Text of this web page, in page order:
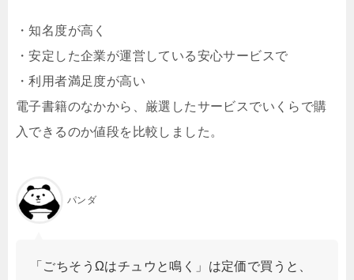
・知名度が高く
・安定した企業が運営している安心サービスで
・利用者満足度が高い
電子書籍のなかから、厳選したサービスでいくらで購
入できるのか値段を比較しました。
パンダ
「ごちそうΩはチュウと鳴く」は定価で買うと、